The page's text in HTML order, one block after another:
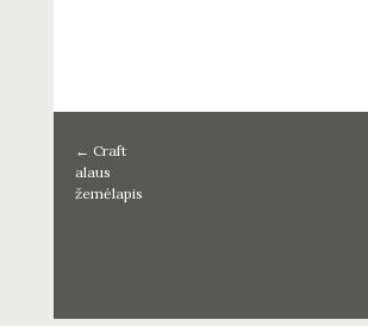
← Craft
alaus
žemėlapis